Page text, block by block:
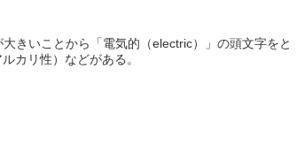
きいことから「電気的（electric）」の頭文字をと
カリ性）などがある。